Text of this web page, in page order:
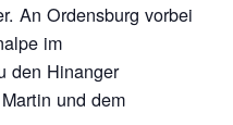
An Ordensburg vorbei
im
den Hinanger
und dem